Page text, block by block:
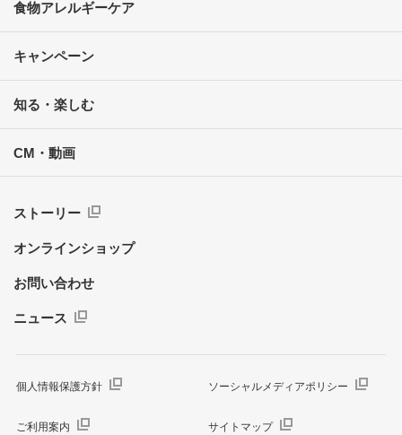
食物アレルギーケア
キャンペーン
知る・楽しむ
CM・動画
ストーリー
オンラインショップ
お問い合わせ
ニュース
個人情報保護方針 ソーシャルメディアポリシー
ご利用案内 サイトマップ